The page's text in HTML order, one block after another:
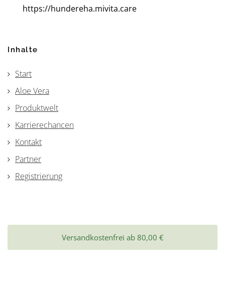
https://hundereha.mivita.care
Inhalte
Start
Aloe Vera
Produktwelt
Karrierechancen
Kontakt
Partner
Registrierung
Versandkostenfrei ab 80,00 €